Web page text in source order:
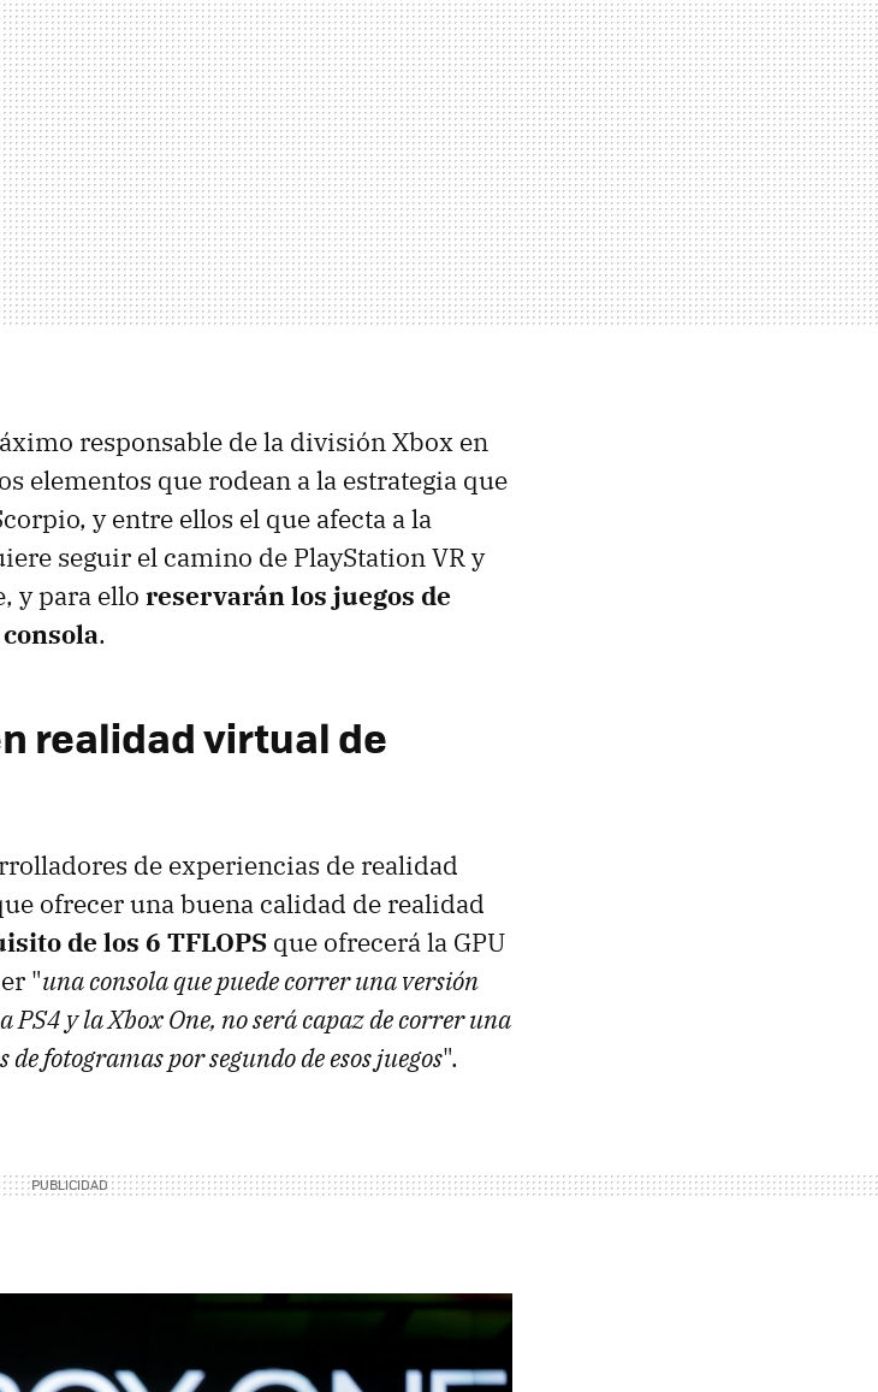
responsable de la división Xbox en
elementos que rodean a la estrategia que
y entre ellos el que afecta a la
seguir el camino de PlayStation VR y
y para ello reservarán los juegos de
.
realidad virtual de
de experiencias de realidad
ofrecer una buena calidad de realidad
de los 6 TFLOPS que ofrecerá la GPU
"una consola que puede correr una versión
PS4 y la Xbox One, no será capaz de correr una
fotogramas por segundo de esos juegos".